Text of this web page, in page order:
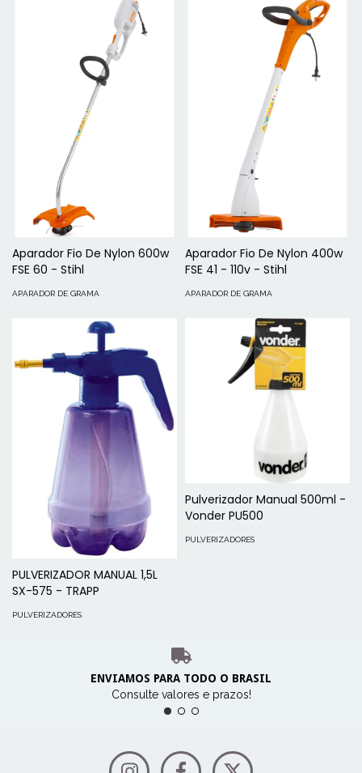
Aparador Fio De Nylon 600w
FSE 60 - Stihl
APARADOR DE GRAMA
Aparador Fio De Nylon 400w
FSE 41 - 110v - Stihl
APARADOR DE GRAMA
PULVERIZADOR MANUAL 1,5L
SX-575 - TRAPP
PULVERIZADORES
Pulverizador Manual 500ml -
Vonder PU500
PULVERIZADORES
ENVIAMOS PARA TODO O BRASIL
Consulte valores e prazos!